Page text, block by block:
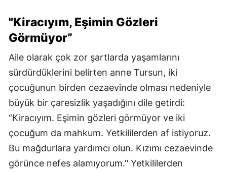
"Kiracıyım, Eşimin Gözleri
Görmüyor”
Aile olarak çok zor şartlarda yaşamlarını
sürdürdüklerini belirten anne Tursun, iki
çocuğunun birden cezaevinde olması nedeniyle
büyük bir çaresizlik yaşadığını dile getirdi:
“Kiracıyım. Eşimin gözleri görmüyor ve iki
çocuğum da mahkum. Yetkililerden af istiyoruz.
Bu mağdurlara yardımcı olun. Kızımı cezaevinde
görünce nefes alamıyorum." Yetkililerden